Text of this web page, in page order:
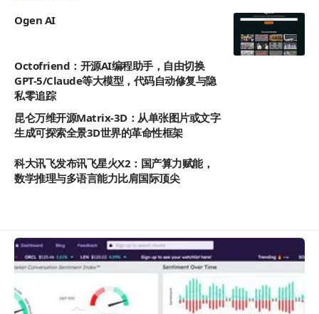
Ogen AI
Octofriend：开源AI编程助手，自由切换
GPT-5/Claude等大模型，代码自动修复与隐
私零追踪
昆仑万维开源Matrix-3D：从单张图片或文字
生成可探索全景3D世界的革命性框架
科大讯飞发布讯飞星火X2：国产算力赋能，
数学推理与多语言能力比肩国际顶尖